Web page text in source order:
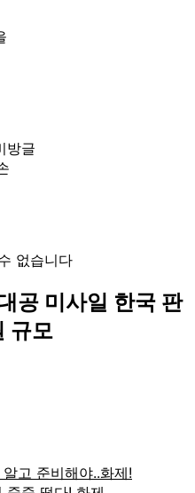
방글
없습니다
공 미사일 한국 판
규모